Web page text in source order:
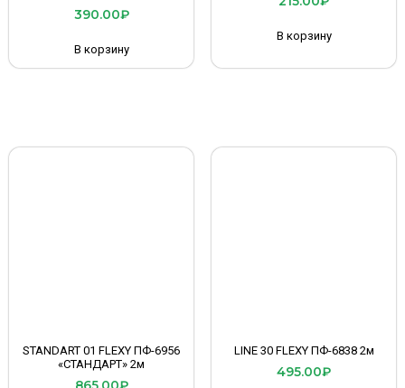
390.00₽
В корзину
В корзину
STANDART 01 FLEXY ПФ-6956
«СТАНДАРТ» 2м
LINE 30 FLEXY ПФ-6838 2м
495.00₽